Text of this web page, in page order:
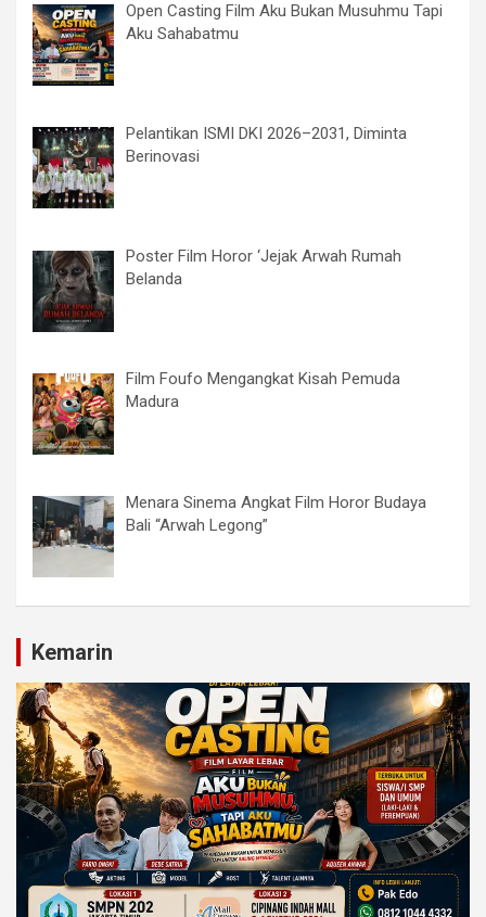
Open Casting Film Aku Bukan Musuhmu Tapi
Aku Sahabatmu
Pelantikan ISMI DKI 2026–2031, Diminta
Berinovasi
Poster Film Horor ‘Jejak Arwah Rumah
Belanda
Film Foufo Mengangkat Kisah Pemuda
Madura
Menara Sinema Angkat Film Horor Budaya
Bali “Arwah Legong”
Kemarin